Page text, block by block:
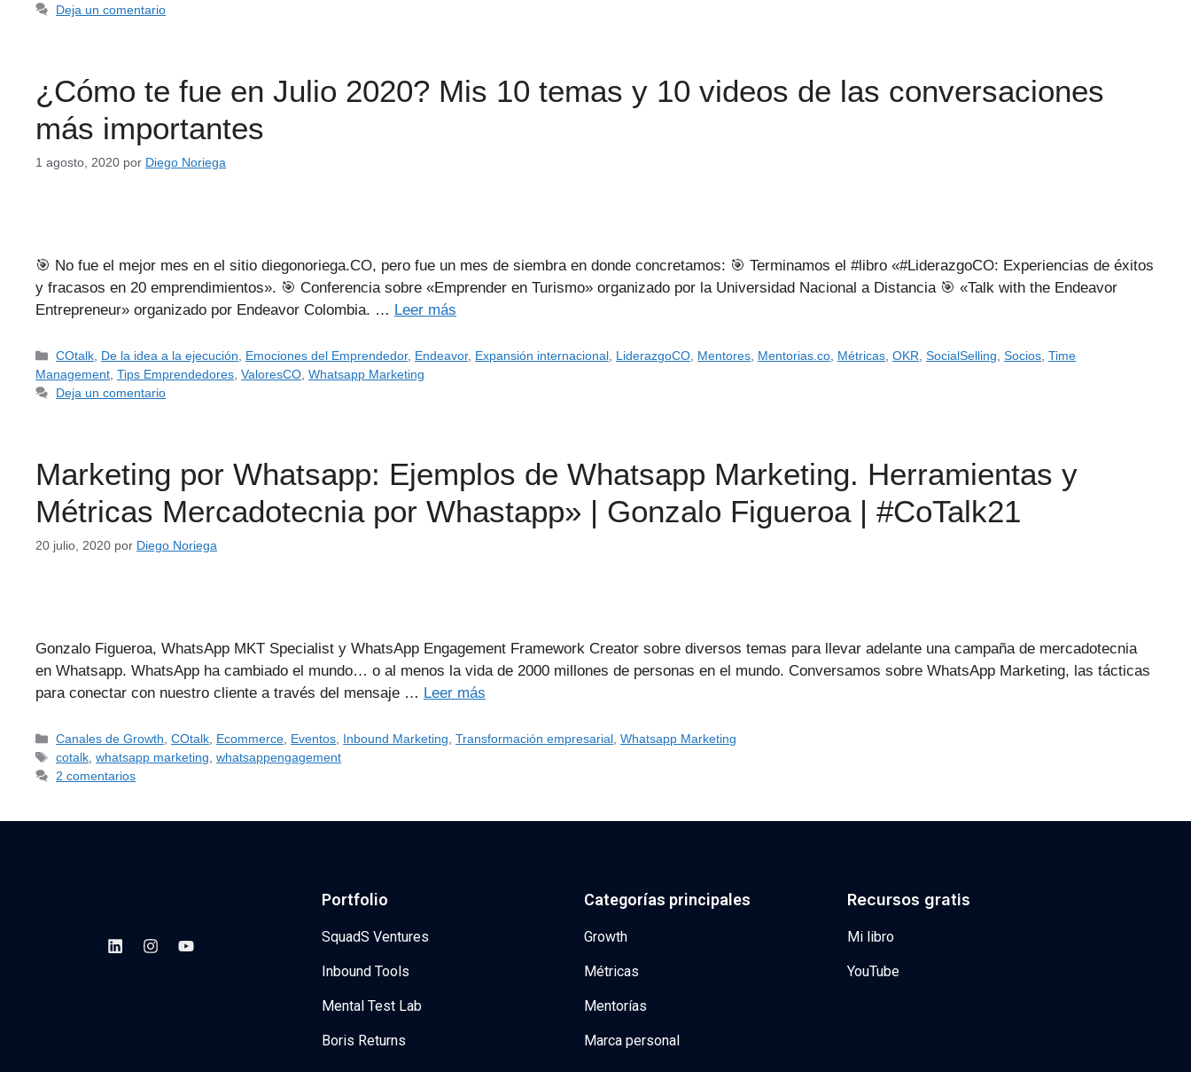
Deja un comentario
¿Cómo te fue en Julio 2020? Mis 10 temas y 10 videos de las conversaciones
más importantes
1 agosto, 2020 por Diego Noriega
🎯 No fue el mejor mes en el sitio diegonoriega.CO, pero fue un mes de siembra en donde concretamos: 🎯 Terminamos el #libro «#LiderazgoCO: Experiencias de éxitos
y fracasos en 20 emprendimientos». 🎯 Conferencia sobre «Emprender en Turismo» organizado por la Universidad Nacional a Distancia 🎯 «Talk with the Endeavor
Entrepreneur» organizado por Endeavor Colombia. … Leer más
COtalk, De la idea a la ejecución, Emociones del Emprendedor, Endeavor, Expansión internacional, LiderazgoCO, Mentores, Mentorias.co, Métricas,OKR,SocialSelling,Socios,Time
Management, Tips Emprendedores, ValoresCO, Whatsapp Marketing
Deja un comentario
Marketing por Whatsapp: Ejemplos de Whatsapp Marketing. Herramientas y
Métricas Mercadotecnia por Whastapp» | Gonzalo Figueroa | #CoTalk21
20 julio, 2020 por Diego Noriega
Gonzalo Figueroa, WhatsApp MKT Specialist y WhatsApp Engagement Framework Creator sobre diversos temas para llevar adelante una campaña de mercadotecnia
en Whatsapp. WhatsApp ha cambiado el mundo… o al menos la vida de 2000 millones de personas en el mundo. Conversamos sobre WhatsApp Marketing, las tácticas
para conectar con nuestro cliente a través del mensaje … Leer más
Canales de Growth,COtalk, Ecommerce, Eventos, Inbound Marketing,Transformación empresarial,Whatsapp Marketing
cotalk,whatsapp marketing,whatsappengagement
2 comentarios
Portfolio
SquadS Ventures
Inbound Tools
Mental Test Lab
Boris Returns
Categorías principales
Growth
Métricas
Mentorías
Marca personal
Recursos gratis
Mi libro
YouTube